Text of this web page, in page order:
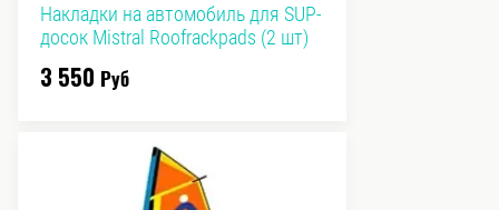
Накладки на автомобиль для SUP-
досок Mistral Roofrackpads (2 шт)
3 550 Руб